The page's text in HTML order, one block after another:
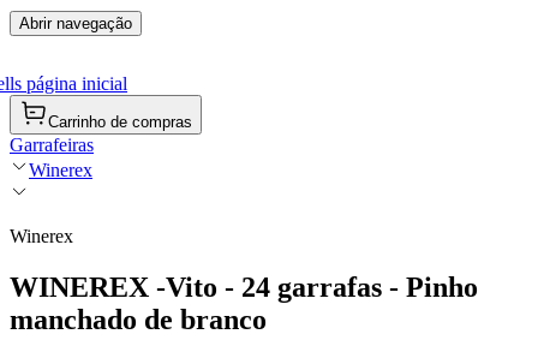
Abrir navegação
página inicial
Carrinho de compras
Garrafeiras
Winerex
Winerex
WINEREX -Vito - 24 garrafas - Pinho
manchado de branco